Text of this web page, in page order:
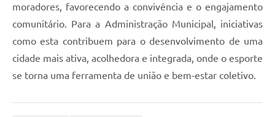
moradores, favorecendo a convivência e o engajamento
comunitário. Para a Administração Municipal, iniciativas
como esta contribuem para o desenvolvimento de uma
cidade mais ativa, acolhedora e integrada, onde o esporte
se torna uma ferramenta de união e bem-estar coletivo.